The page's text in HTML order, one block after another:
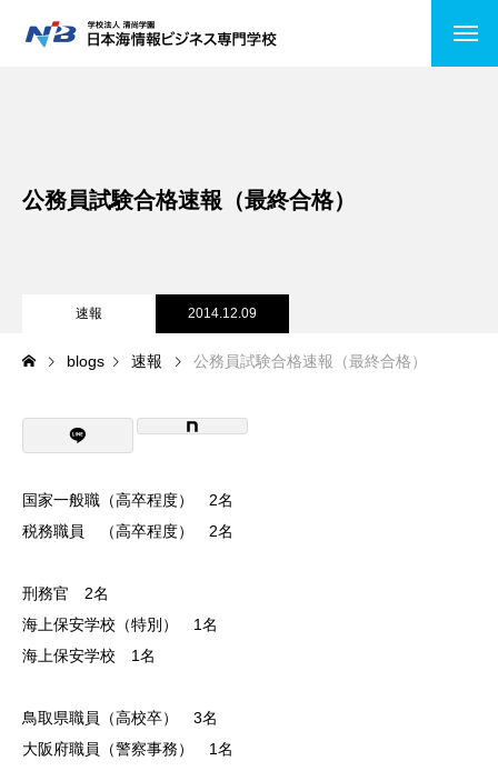
コース紹介
ビジネスITコース
医療事務
公務員受験
在校生と卒業生の声
主な就職先
在校生・卒業生の出身校一覧
入試情報
公務員試験合格速報（最終合格）
速報 2014.12.09
blogs 速報 公務員試験合格速報（最終合格）
国家一般職（高卒程度） 2名
税務職員 （高卒程度） 2名
刑務官 2名
海上保安学校（特別） 1名
海上保安学校 1名
鳥取県職員（高校卒） 3名
大阪府職員（警察事務） 1名